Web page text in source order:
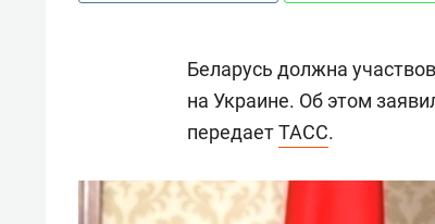
Беларусь должна
на Украине. Об этом
передаетТАСС.
Рекомендуем
Как ГК «МИР ГРУПП» и ВТБ
создают оазис жилого